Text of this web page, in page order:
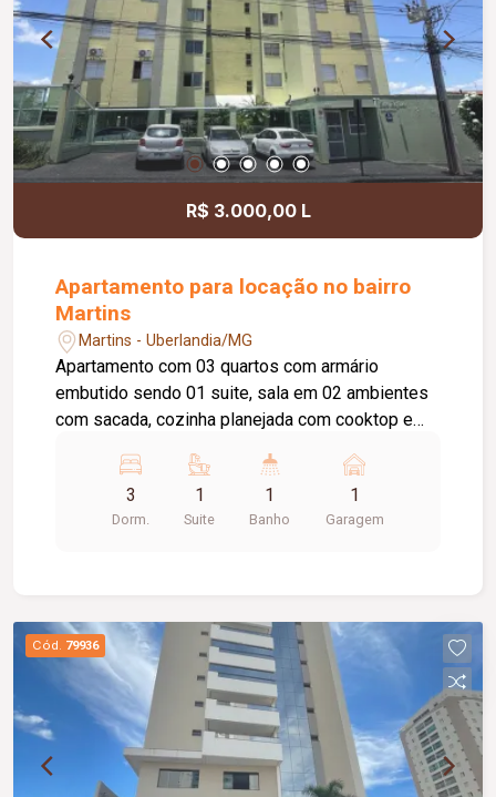
R$ 3.000,00 L
Apartamento para locação no bairro
Martins
Martins - Uberlandia/MG
Apartamento com 03 quartos com armário
embutido sendo 01 suite, sala em 02 ambientes
com sacada, cozinha planejada com cooktop e
box blindex, lavanderia com armário, 01 vaga de
garagem. Condomínio com portaria virtual
(guardian), elevador, gás encanado, água inclusa
3
Dorm.
1
Suite
1
Banho
1
Garagem
Cód. 79936